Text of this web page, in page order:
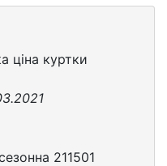
ціна куртки
211501